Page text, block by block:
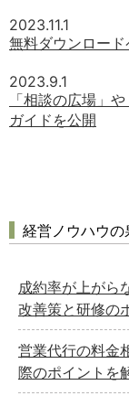
2023.11.1
無料ダウンロー
2023.9.1
「相談の広場」
ガイドを公開
経営ノウハウ
成約率が上が
改善策と研修の
営業代行の料金
際のポイントを